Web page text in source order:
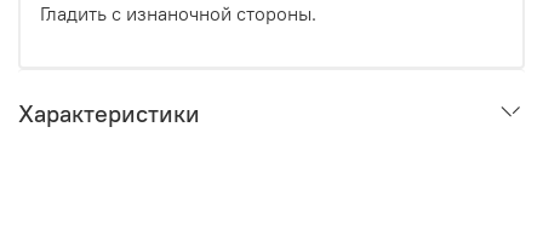
Гладить с изнаночной стороны.
Характеристики